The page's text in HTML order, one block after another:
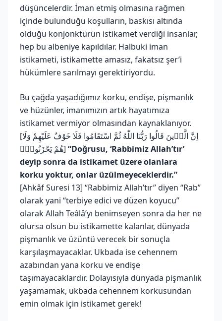
düşüncelerdir. İman etmiş olmasına rağmen
içinde bulunduğu koşulların, baskısı altında
olduğu konjonktürün istikamet verdiği insanlar,
hep bu albeniye kapıldılar. Halbuki iman
istikameti, istikamette amasız, fakatsız şer’i
hükümlere sarılmayı gerektiriyordu.
Bu çağda yaşadığımız korku, endişe, pişmanlık
ve hüzünler, imanımızın artık hayatımıza
istikamet vermiyor olmasından kaynaklanıyor.
[اِنَّ الَّذ۪ينَ قَالُوا رَبُّنَا اللّٰهُ ثُمَّ اسْتَقَامُوا فَلَا خَوْفٌ عَلَيْهِمْ وَلَا
هُمْ يَحْزَنُونَۚ] “Doğrusu, ‘Rabbimiz Allah’tır’
deyip sonra da istikamet üzere olanlara
korku yoktur, onlar üzülmeyeceklerdir.”
[Ahkâf Suresi 13] “Rabbimiz Allah’tır” diyen “Rab”
olarak yani “terbiye edici ve düzen koyucu”
olarak Allah Teâlâ’yı benimseyen sonra da her ne
olursa olsun bu istikamette kalanlar, dünyada
pişmanlık ve üzüntü verecek bir sonuçla
karşılaşmayacaklar. Ukbada ise cehennem
azabından yana korku ve endişe
taşımayacaklardır. Dolayısıyla dünyada pişmanlık
yaşamamak, ukbada cehennem korkusundan
emin olmak için istikamet gerek!